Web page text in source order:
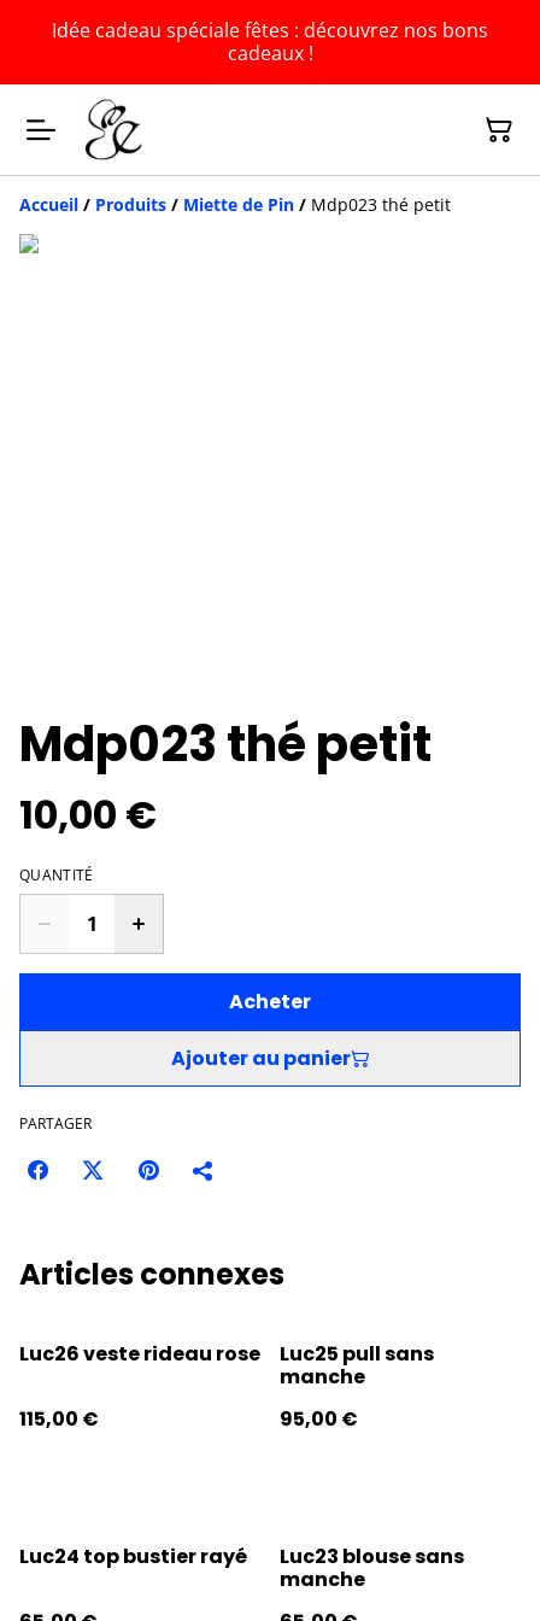
Idée cadeau spéciale fêtes : découvrez nos bons
cadeaux !
Accueil / Produits / Miette de Pin / Mdp023 thé petit
Mdp023 thé petit
10,00 €
QUANTITÉ
Acheter
Ajouter au panier
PARTAGER
Articles connexes
Luc26 veste rideau rose
115,00 €
Luc25 pull sans
manche
95,00 €
Luc24 top bustier rayé
Luc23 blouse sans
manche